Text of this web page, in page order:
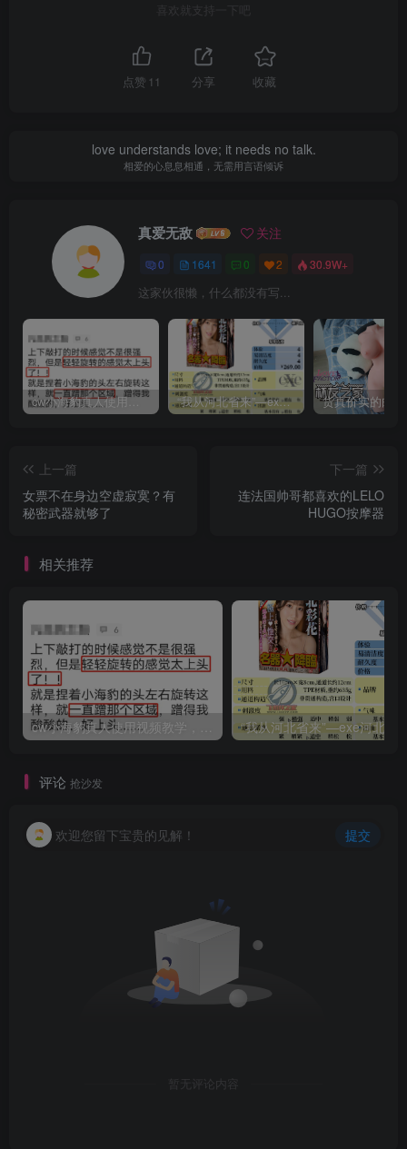
喜欢就支持一下吧
点赞 11 分享 收藏
love understands love; it needs no talk.
相爱的心息息相通，无需用言语倾诉
真爱无敌 关注
0 1641 0 2 30.9W+
这家伙很懒，什么都没有写...
cw小海豹真人使用视频教学，小海豹到底咋用？ “我从河北省来”—exe河北彩花（中高刺激）评测 | ¥200-400区间 – 4星推荐
上一篇
女票不在身边空虚寂寞？有
秘密武器就够了
下一篇
连法国帅哥都喜欢的LELO
HUGO按摩器
相关推荐
评论 抢沙发
欢迎您留下宝贵的见解！ 提交
暂无评论内容